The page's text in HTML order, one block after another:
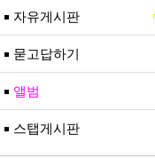
자유게시판
묻고답하기
앨범
스탭게시판